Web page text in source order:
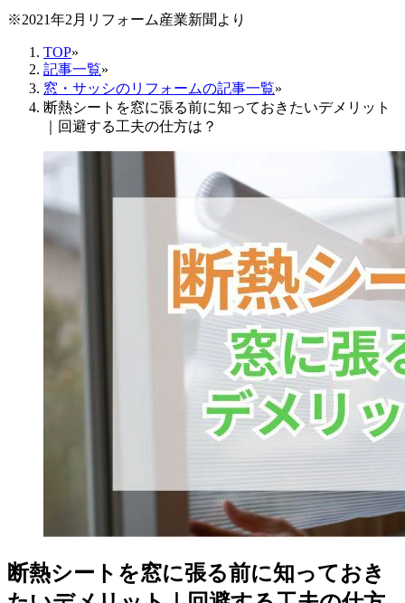
※2021年2月リフォーム産業新聞より
TOP»
記事一覧»
窓・サッシのリフォームの記事一覧»
断熱シートを窓に張る前に知っておきたいデメリット
｜回避する工夫の仕方は？
断熱シートを窓に張る前に知っておき